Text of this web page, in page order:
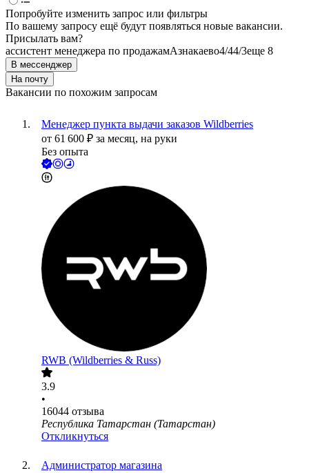
Попробуйте изменить запрос или фильтры
По вашему запросу ещё будут появляться новые вакансии.
Присылать вам?
ассистент менеджера по продажамАзнакаево4/44/3еще 8
В мессенджер
На почту
Вакансии по похожим запросам
Менеджер пункта выдачи заказов Wildberries
от 61 600 ₽ за месяц, на руки
Без опыта
RWB (Wildberries & Russ)
3.9
•
16044 отзыва
Республика Татарстан (Татарстан)
Откликнуться
Администратор магазина